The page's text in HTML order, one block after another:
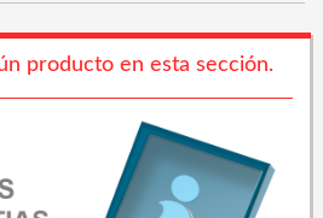
producto en esta sección.